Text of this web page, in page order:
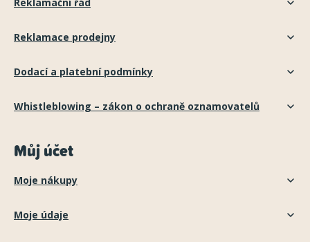
Reklamační řád
Reklamace prodejny
Dodací a platební podmínky
Whistleblowing – zákon o ochraně oznamovatelů
Můj účet
Moje nákupy
Moje údaje